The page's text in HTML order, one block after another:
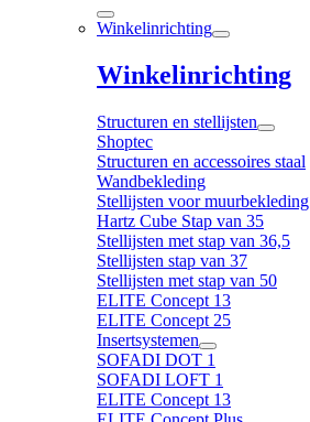
Winkelinrichting
Winkelinrichting
Structuren en stellijsten
Shoptec
Structuren en accessoires staal
Wandbekleding
Stellijsten voor muurbekleding
Hartz Cube Stap van 35
Stellijsten met stap van 36,5
Stellijsten stap van 37
Stellijsten met stap van 50
ELITE Concept 13
ELITE Concept 25
Insertsystemen
SOFADI DOT 1
SOFADI LOFT 1
ELITE Concept 13